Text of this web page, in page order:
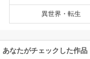
異世界・転生
あなたがチェックした作品